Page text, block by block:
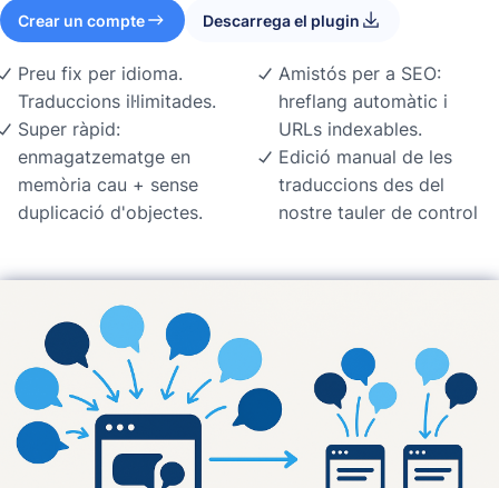
Crear un compte Descarrega el plugin
Preu fix per idioma.
Traduccions il·limitades.
Super ràpid:
enmagatzematge en
memòria cau + sense
duplicació d'objectes.
Amistós per a SEO:
hreflang automàtic i
URLs indexables.
Edició manual de les
traduccions des del
nostre tauler de control